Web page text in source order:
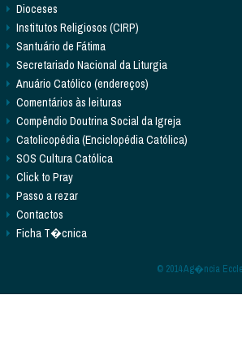
Dioceses
Institutos Religiosos (CIRP)
Santuário de Fátima
Secretariado Nacional da Liturgia
Anuário Católico (endereços)
Comentários às leituras
Compêndio Doutrina Social da Igreja
Catolicopédia (Enciclopédia Católica)
SOS Cultura Católica
Click to Pray
Passo a rezar
Contactos
Ficha T�cnica
© 2014 Ag�ncia